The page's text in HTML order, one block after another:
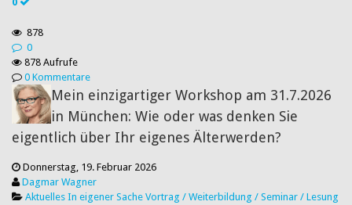
878
0
878 Aufrufe
0 Kommentare
Mein einzigartiger Workshop am 31.7.2026
in München: Wie oder was denken Sie
eigentlich über Ihr eigenes Älterwerden?
Donnerstag, 19. Februar 2026
Dagmar Wagner
Aktuelles In eigener Sache Vortrag / Weiterbildung / Seminar / Lesung